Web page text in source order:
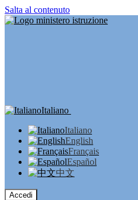
Salta al contenuto
Italiano
Italiano
English
Français
Español
中文
Accedi